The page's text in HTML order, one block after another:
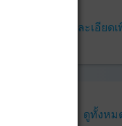
รายละเอียด
ดูทั้งหม